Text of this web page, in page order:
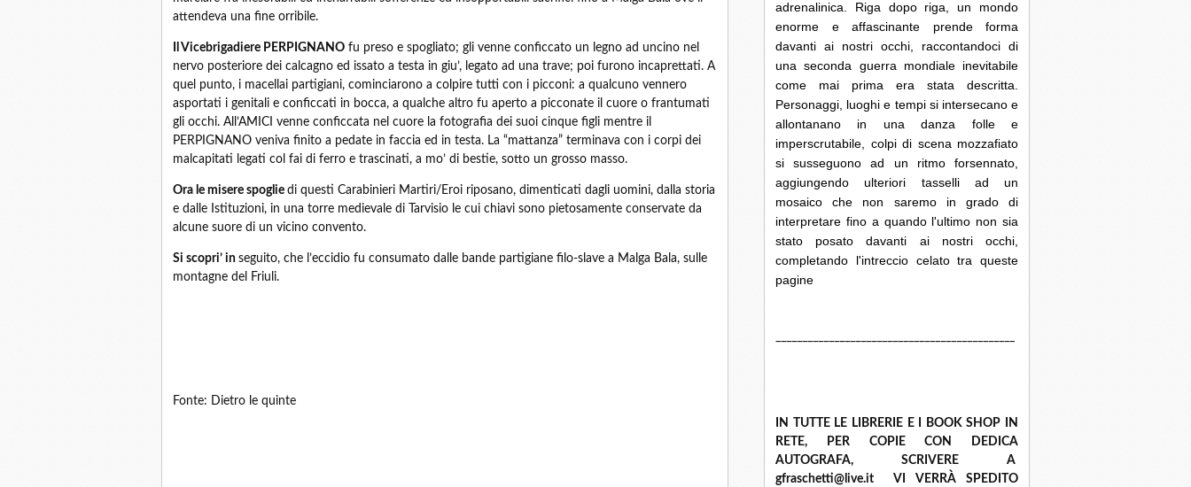
attendeva una fine orribile.
Il Vicebrigadiere PERPIGNANO fu preso e spogliato; gli venne conficcato un legno ad uncino nel
nervo posteriore dei calcagno ed issato a testa in giu’, legato ad una trave; poi furono incaprettati. A
quel punto, i macellai partigiani, cominciarono a colpire tutti con i picconi: a qualcuno vennero
asportati i genitali e conficcati in bocca, a qualche altro fu aperto a picconate il cuore o frantumati
gli occhi. All’AMICI venne conficcata nel cuore la fotografia dei suoi cinque figli mentre il
PERPIGNANO veniva finito a pedate in faccia ed in testa. La “mattanza” terminava con i corpi dei
malcapitati legati col fai di ferro e trascinati, a mo’ di bestie, sotto un grosso masso.
Ora le misere spoglie di questi Carabinieri Martiri/Eroi riposano, dimenticati dagli uomini, dalla storia
e dalle Istituzioni, in una torre medievale di Tarvisio le cui chiavi sono pietosamente conservate da
alcune suore di un vicino convento.
Si scopri’ in seguito, che l’eccidio fu consumato dalle bande partigiane filo-slave a Malga Bala, sulle
montagne del Friuli.
Fonte: Dietro le quinte
adrenalinica. Riga dopo riga, un mondo
enorme e affascinante prende forma
davanti ai nostri occhi, raccontandoci di
una seconda guerra mondiale inevitabile
come mai prima era stata descritta.
Personaggi, luoghi e tempi si intersecano e
allontanano in una danza folle e
imperscrutabile, colpi di scena mozzafiato
si susseguono ad un ritmo forsennato,
aggiungendo ulteriori tasselli ad un
mosaico che non saremo in grado di
interpretare fino a quando l'ultimo non sia
stato posato davanti ai nostri occhi,
completando l'intreccio celato tra queste
pagine
IN TUTTE LE LIBRERIE E I BOOK SHOP IN
RETE, PER COPIE CON DEDICA
AUTOGRAFA, SCRIVERE A
gfraschetti@live.it VI VERRÀ SPEDITO